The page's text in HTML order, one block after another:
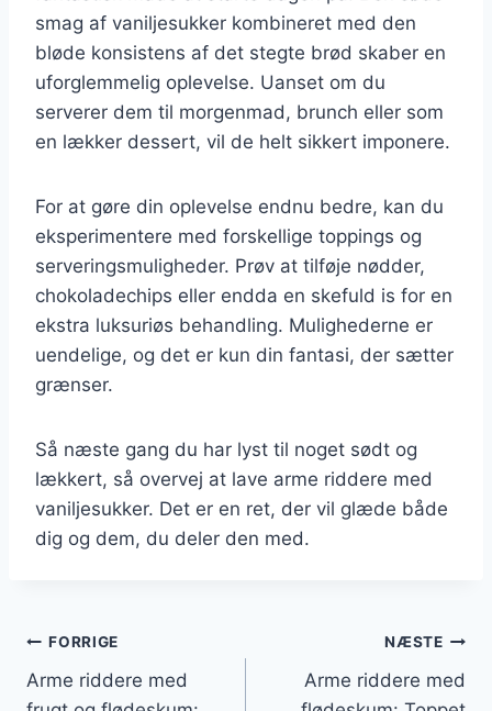
smag af vaniljesukker kombineret med den
bløde konsistens af det stegte brød skaber en
uforglemmelig oplevelse. Uanset om du
serverer dem til morgenmad, brunch eller som
en lækker dessert, vil de helt sikkert imponere.
For at gøre din oplevelse endnu bedre, kan du
eksperimentere med forskellige toppings og
serveringsmuligheder. Prøv at tilføje nødder,
chokoladechips eller endda en skefuld is for en
ekstra luksuriøs behandling. Mulighederne er
uendelige, og det er kun din fantasi, der sætter
grænser.
Så næste gang du har lyst til noget sødt og
lækkert, så overvej at lave arme riddere med
vaniljesukker. Det er en ret, der vil glæde både
dig og dem, du deler den med.
Indlægsnavigation
FORRIGE
Arme riddere med
NÆSTE
Arme riddere med